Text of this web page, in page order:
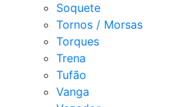
Soquete
Tornos / Morsas
Torques
Trena
Tufão
Vanga